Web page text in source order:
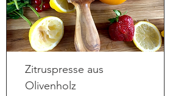
Zitruspresse aus
Olivenholz